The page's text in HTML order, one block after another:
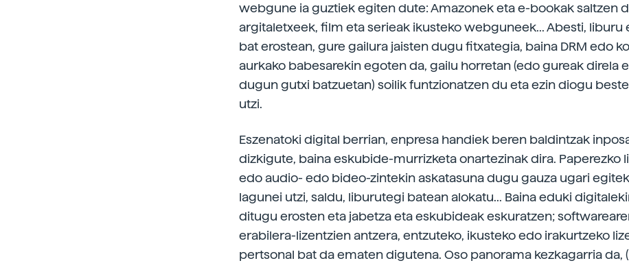
webgune ia guztiek egiten dute: Amazonek eta e-bookak saltzen
argitaletxeek, film eta serieak ikusteko webguneek... Abesti, liburu
bat erostean, gure gailura jaisten dugu fitxategia, baina DRM edo
aurkako babesarekin egoten da, gailu horretan (edo gureak direla
dugun gutxi batzuetan) soilik funtzionatzen du eta ezin diogu
utzi.
Eszenatoki digital berrian, enpresa handiek beren baldintzak
dizkigute, baina eskubide-murrizketa onartezinak dira. Paperezko
edo audio- edo bideo-zintekin askatasuna dugu gauza ugari
lagunei utzi, saldu, liburutegi batean alokatu... Baina eduki
ditugu erosten eta jabetza eta eskubideak eskuratzen;
erabilera-lizentzien antzera, entzuteko, ikusteko edo irakurtzeko
pertsonal bat da ematen digutena. Oso panorama kezkagarria da,